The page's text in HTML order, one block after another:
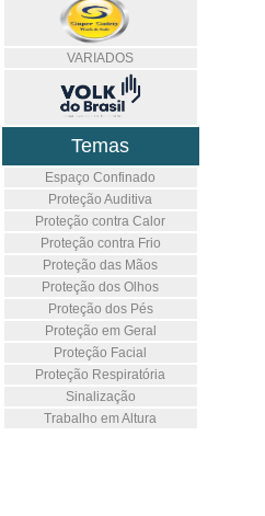
VARIADOS
Temas
Espaço Confinado
Proteção Auditiva
Proteção contra Calor
Proteção contra Frio
Proteção das Mãos
Proteção dos Olhos
Proteção dos Pés
Proteção em Geral
Proteção Facial
Proteção Respiratória
Sinalização
Trabalho em Altura